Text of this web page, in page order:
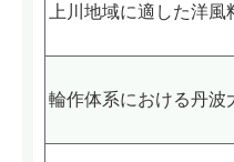
上川地域に適した洋
輪作体系における丹波